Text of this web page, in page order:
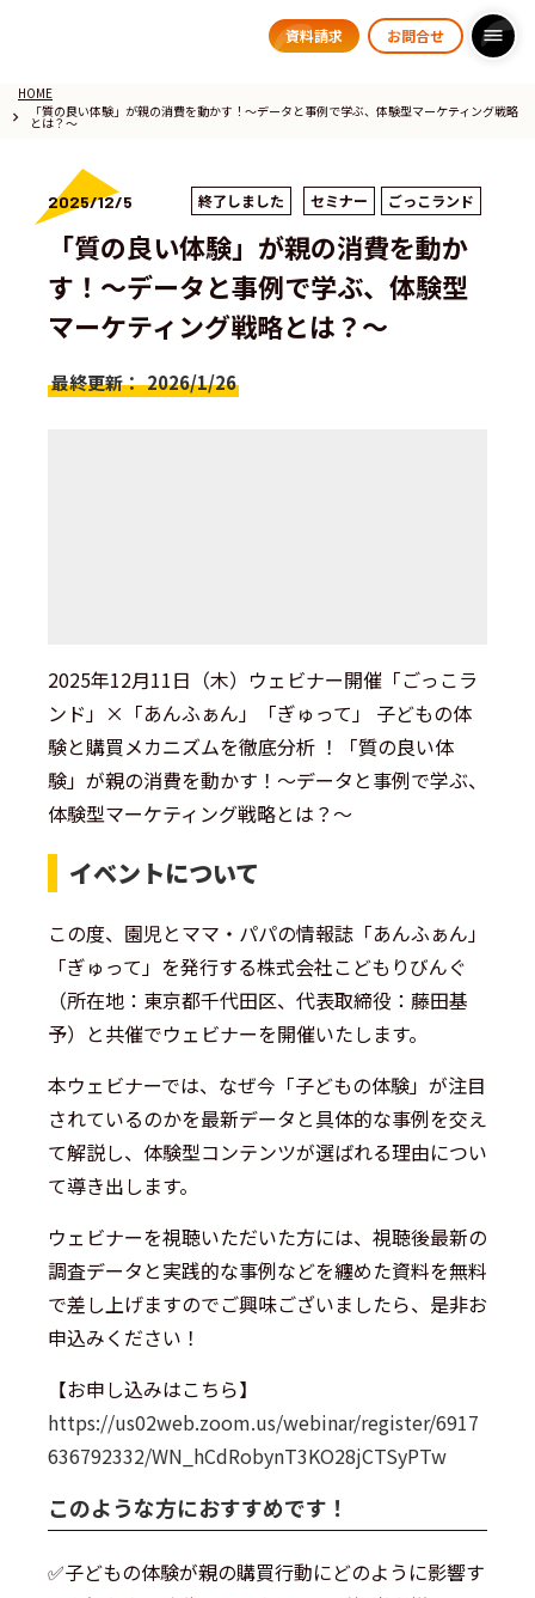
資料請求 お問合せ dehaze
HOME
keyboard_arrow_right 「質の良い体験」が親の消費を動かす！～データと事例で学ぶ、体験型マーケティング戦略
とは？～
2025/12/5 終了しました セミナー ごっこランド
「質の良い体験」が親の消費を動か
す！～データと事例で学ぶ、体験型
マーケティング戦略とは？～
最終更新： 2026/1/26
2025年12月11日（木）ウェビナー開催「ごっこラ
ンド」×「あんふぁん」「ぎゅって」 子どもの体
験と購買メカニズムを徹底分析 ！「質の良い体
験」が親の消費を動かす！～データと事例で学ぶ、
体験型マーケティング戦略とは？～
イベントについて
この度、園児とママ・パパの情報誌「あんふぁん」
「ぎゅって」を発行する株式会社こどもりびんぐ
（所在地：東京都千代田区、代表取締役：藤田基
予）と共催でウェビナーを開催いたします。
本ウェビナーでは、なぜ今「子どもの体験」が注目
されているのかを最新データと具体的な事例を交え
て解説し、体験型コンテンツが選ばれる理由につい
て導き出します。
ウェビナーを視聴いただいた方には、視聴後最新の
調査データと実践的な事例などを纏めた資料を無料
で差し上げますのでご興味ございましたら、是非お
申込みください！
【お申し込みはこちら】
https://us02web.zoom.us/webinar/register/6917
636792332/WN_hCdRobynT3KO28jCTSyPTw
このような方におすすめです！
✅子どもの体験が親の購買行動にどのように影響す